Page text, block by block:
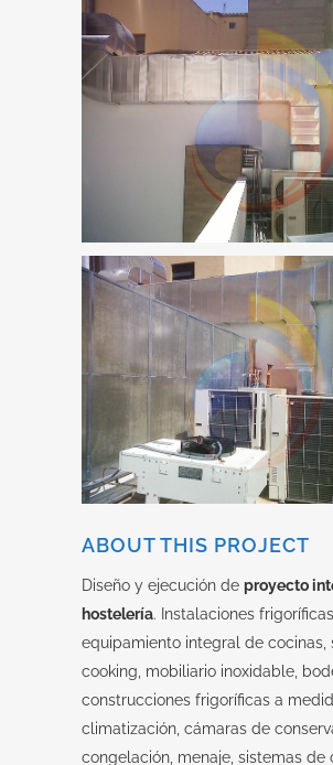
ABOUT THIS PROJECT
Diseño y ejecución de proyecto
hostelería. Instalaciones frigoríficas,
equipamiento integral de cocinas,
cooking, mobiliario inoxidable,
construcciones frigoríficas a
climatización, cámaras de
congelación, menaje, sistemas de